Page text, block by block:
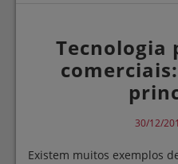
Tecnologia
30/12/
Existem muitos exemplos